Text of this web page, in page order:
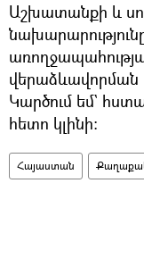
Աշխատանքի և
վերաձևավորման
Կարծում եմ`
հետո կլինի։
Հայաստան